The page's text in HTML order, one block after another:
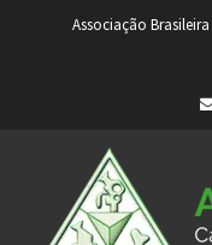
Associação